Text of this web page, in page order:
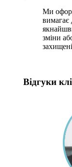
Ми
вимагає
зміни
Відгуки